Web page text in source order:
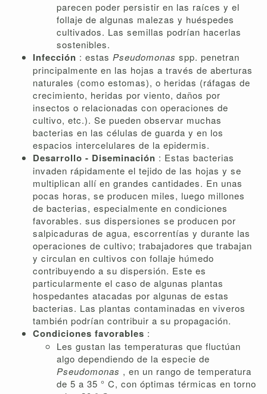
parecen poder persistir en las raíces y el
follaje de algunas malezas y huéspedes
cultivados. Las semillas podrían hacerlas
sostenibles.
Infección : estas Pseudomonas spp. penetran
principalmente en las hojas a través de aberturas
naturales (como estomas), o heridas (ráfagas de
crecimiento, heridas por viento, daños por
insectos o relacionadas con operaciones de
cultivo, etc.). Se pueden observar muchas
bacterias en las células de guarda y en los
espacios intercelulares de la epidermis.
Desarrollo - Diseminación : Estas bacterias
invaden rápidamente el tejido de las hojas y se
multiplican allí en grandes cantidades. En unas
pocas horas, se producen miles, luego millones
de bacterias, especialmente en condiciones
favorables. sus dispersiones se producen por
salpicaduras de agua, escorrentías y durante las
operaciones de cultivo; trabajadores que trabajan
y circulan en cultivos con follaje húmedo
contribuyendo a su dispersión. Este es
particularmente el caso de algunas plantas
hospedantes atacadas por algunas de estas
bacterias. Las plantas contaminadas en viveros
también podrían contribuir a su propagación.
Condiciones favorables :
Les gustan las temperaturas que fluctúan
algo dependiendo de la especie de
Pseudomonas , en un rango de temperatura
de 5 a 35 ° C, con óptimas térmicas en torno